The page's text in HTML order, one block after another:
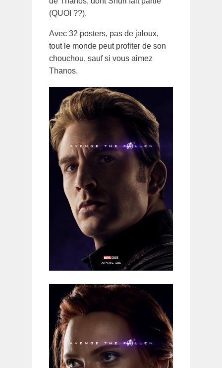
(QUOI ??).
Avec 32 posters, pas de jaloux,
tout le monde peut profiter de son
chouchou, sauf si vous aimez
Thanos.